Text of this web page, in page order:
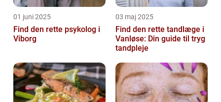
01 juni 2025
Find den rette psykolog i
Viborg
03 maj 2025
Find den rette tandlæge i
Vanløse: Din guide til tryg
tandpleje